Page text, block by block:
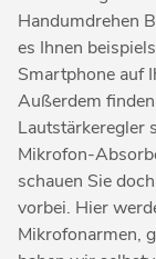
Handumdrehen
es Ihnen
Smartphone auf
Außerdem
Lautstärkeregler
Mikrofon-
schauen Sie
vorbei. Hier
Mikrofonarmen,